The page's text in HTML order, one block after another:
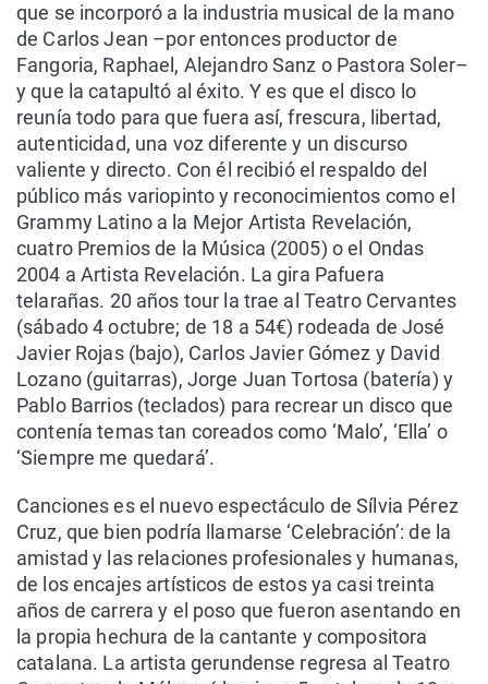
que se incorporó a la industria musical de la mano
de Carlos Jean –por entonces productor de
Fangoria, Raphael, Alejandro Sanz o Pastora Soler–
y que la catapultó al éxito. Y es que el disco lo
reunía todo para que fuera así, frescura, libertad,
autenticidad, una voz diferente y un discurso
valiente y directo. Con él recibió el respaldo del
público más variopinto y reconocimientos como el
Grammy Latino a la Mejor Artista Revelación,
cuatro Premios de la Música (2005) o el Ondas
2004 a Artista Revelación. La gira Pafuera
telarañas. 20 años tour la trae al Teatro Cervantes
(sábado 4 octubre; de 18 a 54€) rodeada de José
Javier Rojas (bajo), Carlos Javier Gómez y David
Lozano (guitarras), Jorge Juan Tortosa (batería) y
Pablo Barrios (teclados) para recrear un disco que
contenía temas tan coreados como ‘Malo’, ‘Ella’ o
‘Siempre me quedará’.
Canciones es el nuevo espectáculo de Sílvia Pérez
Cruz, que bien podría llamarse ‘Celebración’: de la
amistad y las relaciones profesionales y humanas,
de los encajes artísticos de estos ya casi treinta
años de carrera y el poso que fueron asentando en
la propia hechura de la cantante y compositora
catalana. La artista gerundense regresa al Teatro